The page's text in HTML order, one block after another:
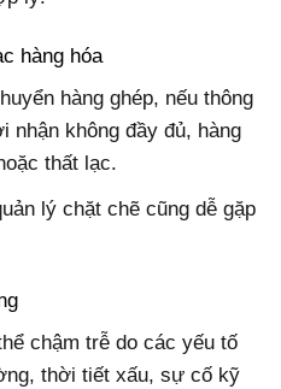
hàng hóa
hàng ghép, nếu thông
không đầy đủ, hàng
thất lạc.
lý chặt chẽ cũng dễ gặp
chậm trễ do các yếu tố
thời tiết xấu, sự cố kỹ